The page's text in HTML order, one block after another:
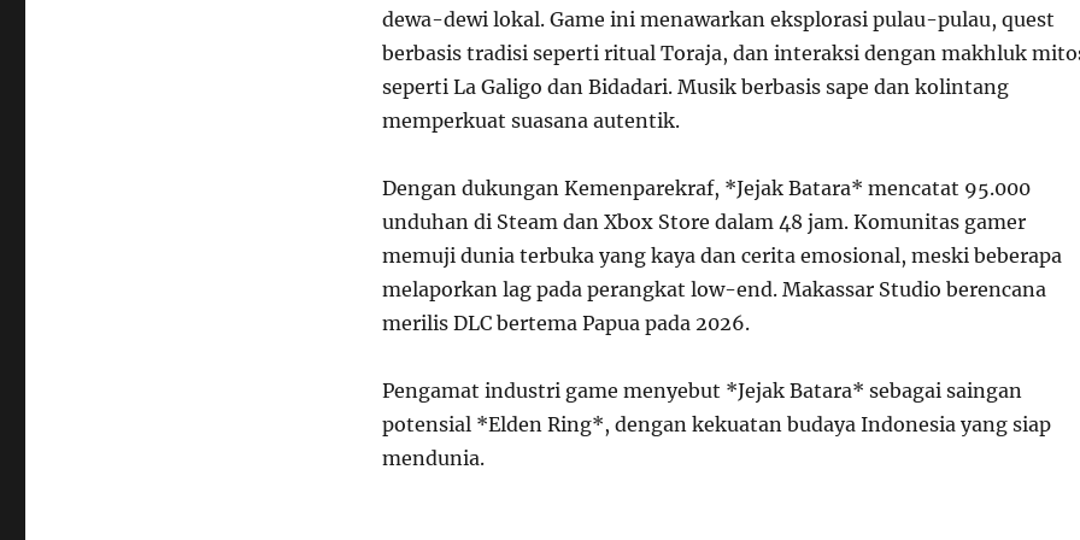
dewa-dewi lokal. Game ini menawarkan eksplorasi pulau-pulau, quest
berbasis tradisi seperti ritual Toraja, dan interaksi dengan makhluk
seperti La Galigo dan Bidadari. Musik berbasis sape dan kolintang
memperkuat suasana autentik.
Dengan dukungan Kemenparekraf, *Jejak Batara* mencatat 95.000
unduhan di Steam dan Xbox Store dalam 48 jam. Komunitas gamer
memuji dunia terbuka yang kaya dan cerita emosional, meski beberapa
melaporkan lag pada perangkat low-end. Makassar Studio berencana
merilis DLC bertema Papua pada 2026.
Pengamat industri game menyebut *Jejak Batara* sebagai saingan
potensial *Elden Ring*, dengan kekuatan budaya Indonesia yang siap
mendunia.